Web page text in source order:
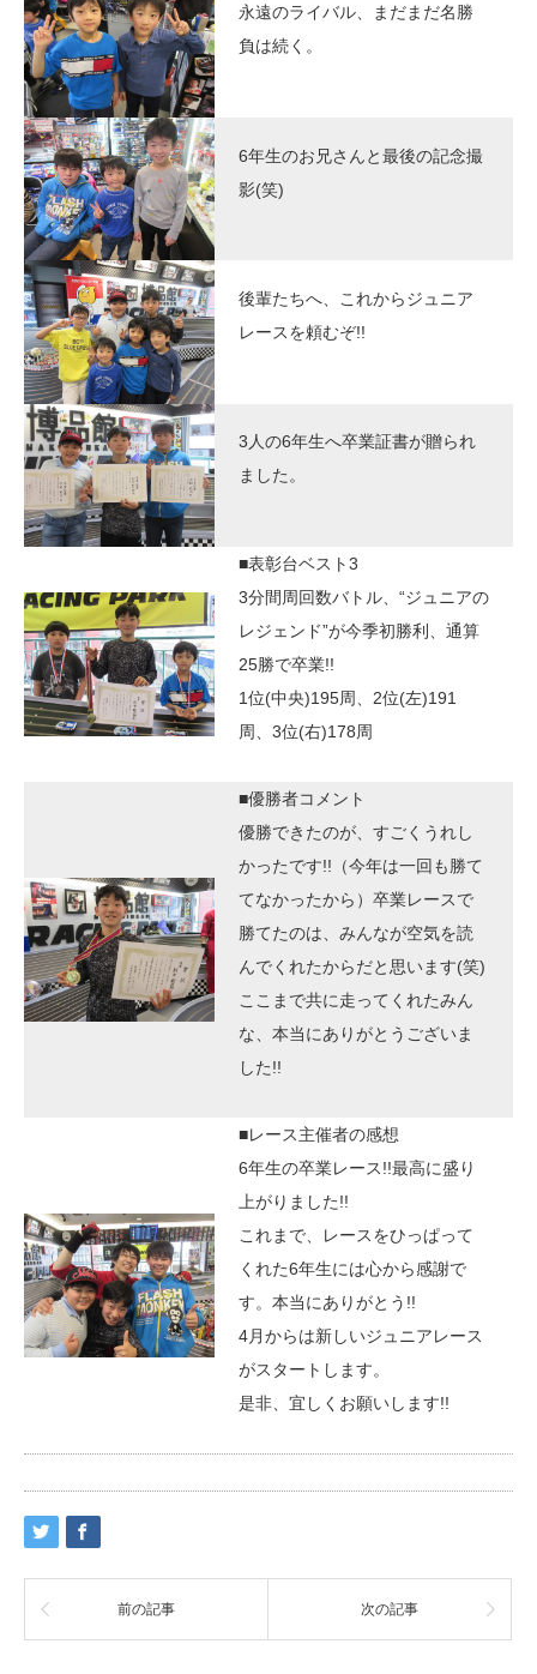
永遠のライバル、まだまだ名勝
負は続く。
6年生のお兄さんと最後の記念撮
影(笑)
後輩たちへ、これからジュニア
レースを頼むぞ!!
3人の6年生へ卒業証書が贈られ
ました。
■表彰台ベスト3
3分間周回数バトル、“ジュニアの
レジェンド”が今季初勝利、通算
25勝で卒業!!
1位(中央)195周、2位(左)191
周、3位(右)178周
■優勝者コメント
優勝できたのが、すごくうれし
かったです!!（今年は一回も勝て
てなかったから）卒業レースで
勝てたのは、みんなが空気を読
んでくれたからだと思います(笑)
ここまで共に走ってくれたみん
な、本当にありがとうございま
した!!
■レース主催者の感想
6年生の卒業レース!!最高に盛り
上がりました!!
これまで、レースをひっぱって
くれた6年生には心から感謝で
す。本当にありがとう!!
4月からは新しいジュニアレース
がスタートします。
是非、宜しくお願いします!!
前の記事 次の記事